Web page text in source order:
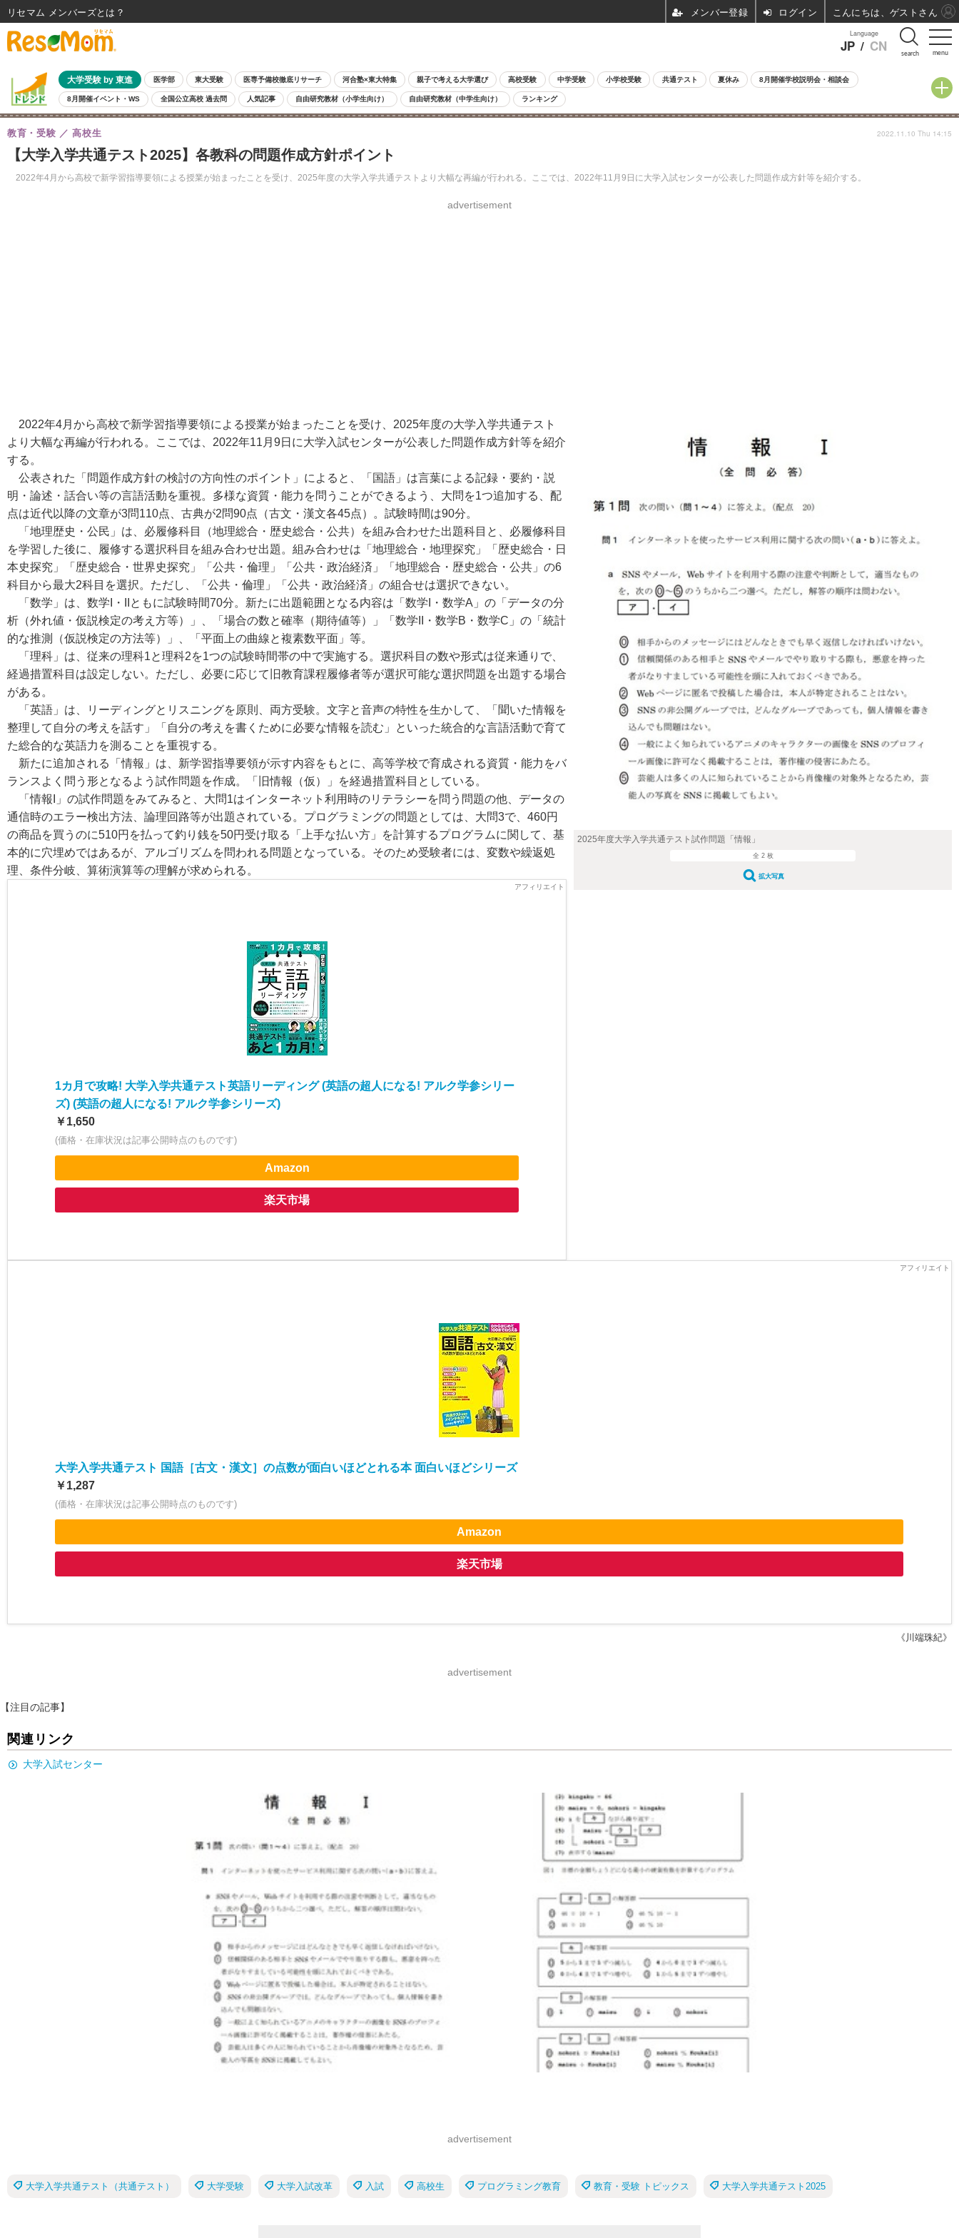
menu
Language
JP / CN search
大学受験 by 東進 医学部 東大受験 医専予備校徹底リサーチ 河合塾×東大特集 親子で考える大学選び 高校受験 中学受験 小学校受験 共通テスト 夏休み 8月開催学校説明会・相談会
8月開催イベント・WS 全国公立高校 過去問 人気記事 自由研究教材（小学生向け） 自由研究教材（中学生向け） ランキング
【大学入学共通テスト2025】各教科の問題作成方針ポイント
2022年4月から高校で新学習指導要領による授業が始まったことを受け、2025年度の大学入学共通テストより大幅な再編が行われる。ここでは、2022年11月9日に大学入試センターが公表した問題作成方針等を紹介する。
教育・受験 高校生
advertisement
2022.11.10 Thu 14:15
2025年度大学入学共通テスト試作問題「情報」
全 2 枚
拡大写真
2022年4月から高校で新学習指導要領による授業が始まったことを受け、2025年度の大学入学共通テスト
より大幅な再編が行われる。ここでは、2022年11月9日に大学入試センターが公表した問題作成方針等を紹介
する。
公表された「問題作成方針の検討の方向性のポイント」によると、「国語」は言葉による記録・要約・説
明・論述・話合い等の言語活動を重視。多様な資質・能力を問うことができるよう、大問を1つ追加する、配
点は近代以降の文章が3問110点、古典が2問90点（古文・漢文各45点）。試験時間は90分。
「地理歴史・公民」は、必履修科目（地理総合・歴史総合・公共）を組み合わせた出題科目と、必履修科目
を学習した後に、履修する選択科目を組み合わせ出題。組み合わせは「地理総合・地理探究」「歴史総合・日
本史探究」「歴史総合・世界史探究」「公共・倫理」「公共・政治経済」「地理総合・歴史総合・公共」の6
科目から最大2科目を選択。ただし、「公共・倫理」「公共・政治経済」の組合せは選択できない。
「数学」は、数学I・IIともに試験時間70分。新たに出題範囲となる内容は「数学I・数学A」の「データの分
析（外れ値・仮説検定の考え方等）」、「場合の数と確率（期待値等）」「数学II・数学B・数学C」の「統計
的な推測（仮説検定の方法等）」、「平面上の曲線と複素数平面」等。
「理科」は、従来の理科1と理科2を1つの試験時間帯の中で実施する。選択科目の数や形式は従来通りで、
経過措置科目は設定しない。ただし、必要に応じて旧教育課程履修者等が選択可能な選択問題を出題する場合
がある。
「英語」は、リーディングとリスニングを原則、両方受験。文字と音声の特性を生かして、「聞いた情報を
整理して自分の考えを話す」「自分の考えを書くために必要な情報を読む」といった統合的な言語活動で育て
た総合的な英語力を測ることを重視する。
新たに追加される「情報」は、新学習指導要領が示す内容をもとに、高等学校で育成される資質・能力をバ
ランスよく問う形となるよう試作問題を作成。「旧情報（仮）」を経過措置科目としている。
「情報I」の試作問題をみてみると、大問1はインターネット利用時のリテラシーを問う問題の他、データの
通信時のエラー検出方法、論理回路等が出題されている。プログラミングの問題としては、大問3で、460円
の商品を買うのに510円を払って釣り銭を50円受け取る「上手な払い方」を計算するプログラムに関して、基
本的に穴埋めではあるが、アルゴリズムを問われる問題となっている。そのため受験者には、変数や繰返処
理、条件分岐、算術演算等の理解が求められる。
1カ月で攻略! 大学入学共通テスト英語リーディング (英語の超人になる! アルク学参シリー
ズ) (英語の超人になる! アルク学参シリーズ)
￥1,650
(価格・在庫状況は記事公開時点のものです)
Amazon
楽天市場
大学入学共通テスト 国語［古文・漢文］の点数が面白いほどとれる本 面白いほどシリーズ
￥1,287
(価格・在庫状況は記事公開時点のものです)
Amazon
楽天市場
《川端珠紀》
advertisement
【注目の記事】
関連リンク
大学入試センター
advertisement
大学入学共通テスト（共通テスト） 大学受験 大学入試改革 入試 高校生 プログラミング教育 教育・受験 トピックス 大学入学共通テスト2025
リセマム メンバーズ ログイン こんにちは、ゲストさん